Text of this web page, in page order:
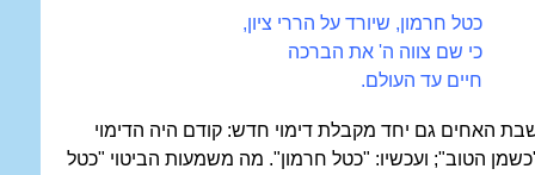
כטל חרמון, שיורד על הררי ציון,
כי שם צווה ה' את הברכה
חיים עד העולם.
האחים גם יחד מקבלת דימוי חדש: קודם היה הדימוי
הטוב"; ועכשיו: "כטל חרמון". מה משמעות הביטוי "כטל